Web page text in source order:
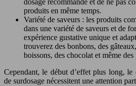
dosage recommandé et de ne pas
produits en même temps.
Variété de saveurs : les produits
dans une variété de saveurs et de
expérience gustative unique et
trouverez des bonbons, des
boissons, des chocolat et même des
Cependant, le début d’effet plus long, le
de surdosage nécessitent une attention